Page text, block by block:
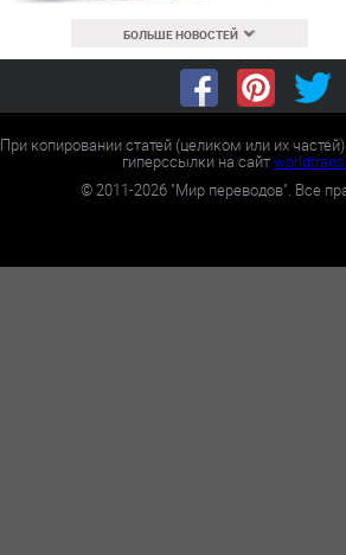
БОЛЬШЕ НОВОСТЕЙ
При копировании статей (целиком или их
гиперссылки на сайт
©2011-2026 "Мир переводов". Все